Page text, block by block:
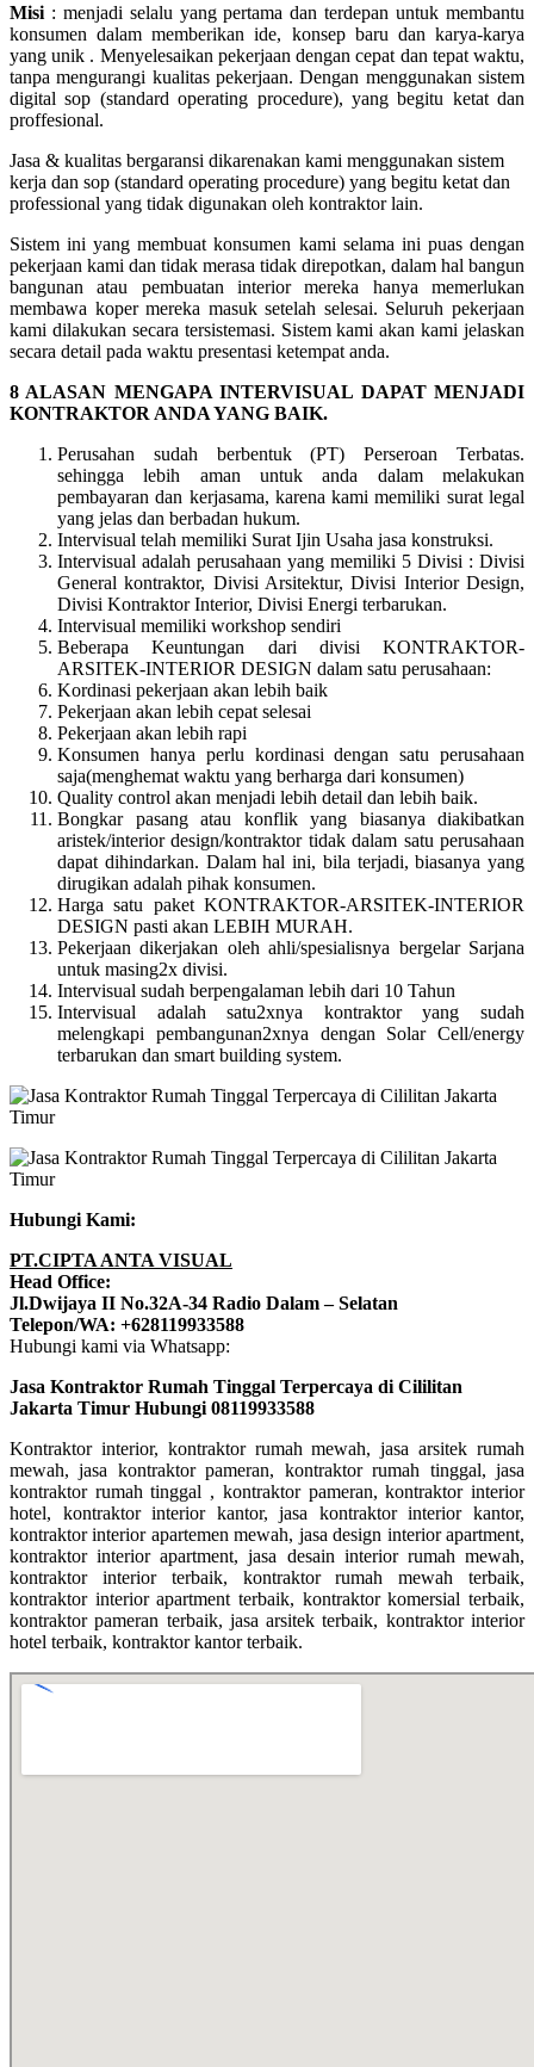
Misi : menjadi selalu yang pertama dan terdepan untuk membantu
konsumen dalam memberikan ide, konsep baru dan karya-karya
yang unik . Menyelesaikan pekerjaan dengan cepat dan tepat waktu,
tanpa mengurangi kualitas pekerjaan. Dengan menggunakan sistem
digital sop (standard operating procedure), yang begitu ketat dan
proffesional.
Jasa & kualitas bergaransi dikarenakan kami menggunakan sistem
kerja dan sop (standard operating procedure) yang begitu ketat dan
professional yang tidak digunakan oleh kontraktor lain.
Sistem ini yang membuat konsumen kami selama ini puas dengan
pekerjaan kami dan tidak merasa tidak direpotkan, dalam hal bangun
bangunan atau pembuatan interior mereka hanya memerlukan
membawa koper mereka masuk setelah selesai. Seluruh pekerjaan
kami dilakukan secara tersistemasi. Sistem kami akan kami jelaskan
secara detail pada waktu presentasi ketempat anda.
8 ALASAN MENGAPA INTERVISUAL DAPAT MENJADI
KONTRAKTOR ANDA YANG BAIK.
Perusahan sudah berbentuk (PT) Perseroan Terbatas.
sehingga lebih aman untuk anda dalam melakukan
pembayaran dan kerjasama, karena kami memiliki surat legal
yang jelas dan berbadan hukum.
Intervisual telah memiliki Surat Ijin Usaha jasa konstruksi.
Intervisual adalah perusahaan yang memiliki 5 Divisi : Divisi
General kontraktor, Divisi Arsitektur, Divisi Interior Design,
Divisi Kontraktor Interior, Divisi Energi terbarukan.
Intervisual memiliki workshop sendiri
Beberapa Keuntungan dari divisi KONTRAKTOR-
ARSITEK-INTERIOR DESIGN dalam satu perusahaan:
Kordinasi pekerjaan akan lebih baik
Pekerjaan akan lebih cepat selesai
Pekerjaan akan lebih rapi
Konsumen hanya perlu kordinasi dengan satu perusahaan
saja(menghemat waktu yang berharga dari konsumen)
Quality control akan menjadi lebih detail dan lebih baik.
Bongkar pasang atau konflik yang biasanya diakibatkan
aristek/interior design/kontraktor tidak dalam satu perusahaan
dapat dihindarkan. Dalam hal ini, bila terjadi, biasanya yang
dirugikan adalah pihak konsumen.
Harga satu paket KONTRAKTOR-ARSITEK-INTERIOR
DESIGN pasti akan LEBIH MURAH.
Pekerjaan dikerjakan oleh ahli/spesialisnya bergelar Sarjana
untuk masing2x divisi.
Intervisual sudah berpengalaman lebih dari 10 Tahun
Intervisual adalah satu2xnya kontraktor yang sudah
melengkapi pembangunan2xnya dengan Solar Cell/energy
terbarukan dan smart building system.
Hubungi Kami:
PT.CIPTA ANTA VISUAL
Head Office:
Jl.Dwijaya II No.32A-34 Radio Dalam – Selatan
Telepon/WA: +628119933588
Hubungi kami via Whatsapp:
Jasa Kontraktor Rumah Tinggal Terpercaya di Cililitan
Jakarta Timur Hubungi 08119933588
Kontraktor interior, kontraktor rumah mewah, jasa arsitek rumah
mewah, jasa kontraktor pameran, kontraktor rumah tinggal, jasa
kontraktor rumah tinggal , kontraktor pameran, kontraktor interior
hotel, kontraktor interior kantor, jasa kontraktor interior kantor,
kontraktor interior apartemen mewah, jasa design interior apartment,
kontraktor interior apartment, jasa desain interior rumah mewah,
kontraktor interior terbaik, kontraktor rumah mewah terbaik,
kontraktor interior apartment terbaik, kontraktor komersial terbaik,
kontraktor pameran terbaik, jasa arsitek terbaik, kontraktor interior
hotel terbaik, kontraktor kantor terbaik.